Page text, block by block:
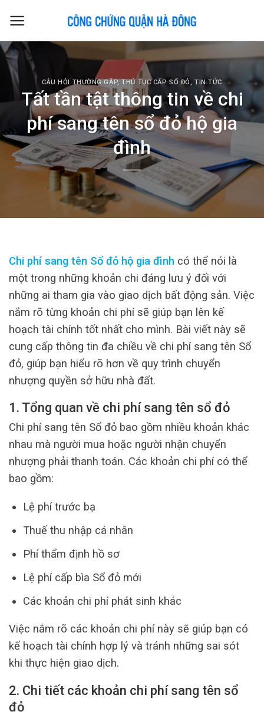
CÂU HỎI THƯỜNG GẶP,THỦ TỤC CẤP SỔ ĐỎ, TIN TỨC
Tất tần tật thông tin về chi
phí sang tên sổ đỏ hộ gia
đình
Chi phí sang tên Sổ đỏ hộ gia đình có thể nói là
một trong những khoản chi đáng lưu ý đối với
những ai tham gia vào giao dịch bất động sản. Việc
nắm rõ từng khoản chi phí sẽ giúp bạn lên kế
hoạch tài chính tốt nhất cho mình. Bài viết này sẽ
cung cấp thông tin đa chiều về chi phí sang tên Sổ
đỏ, giúp bạn hiểu rõ hơn về quy trình chuyển
nhượng quyền sở hữu nhà đất.
1. Tổng quan về chi phí sang tên sổ đỏ
Chi phí sang tên Sổ đỏ bao gồm nhiều khoản khác
nhau mà người mua hoặc người nhận chuyển
nhượng phải thanh toán. Các khoản chi phí có thể
bao gồm:
Lệ phí trước bạ
Thuế thu nhập cá nhân
Phí thẩm định hồ sơ
Lệ phí cấp bìa Sổ đỏ mới
Các khoản chi phí phát sinh khác
Việc nắm rõ các khoản chi phí này sẽ giúp bạn có
kế hoạch tài chính hợp lý và tránh những sai sót
khi thực hiện giao dịch.
2. Chi tiết các khoản chi phí sang tên sổ
đỏ